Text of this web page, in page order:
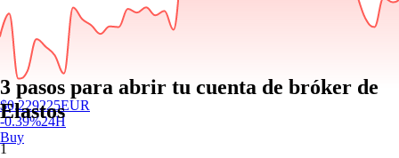
$0.229225EUR
-0.39%24H
Buy
3 pasos para abrir tu cuenta de bróker de
Elastos
1